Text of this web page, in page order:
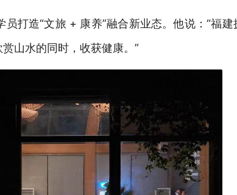
员打造“文旅 + 康养”融合新业态。他说：“福
山水的同时，收获健康。”